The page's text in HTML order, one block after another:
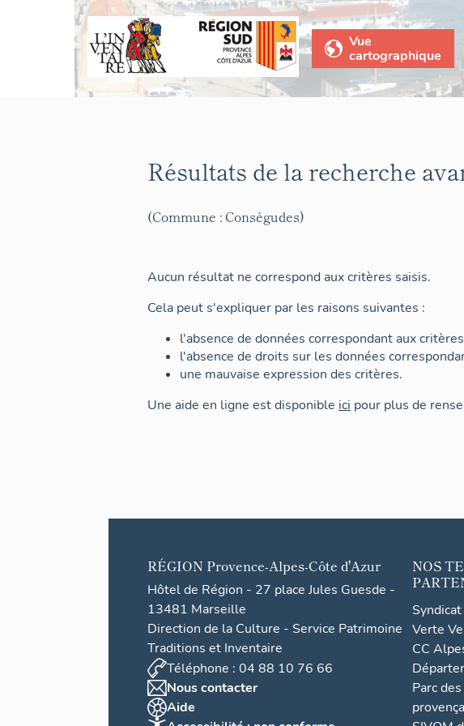
Vue
cartographique
Résultats de la recherche
(Commune : Conségudes)
Aucun résultat ne correspond aux critères saisis.
Cela peut s'expliquer par les raisons suivantes :
l'absence de données correspondant aux
l'absence de droits sur les données
une mauvaise expression des critères.
Une aide en ligne est disponible ici pour plus de
RÉGION Provence-Alpes-Côte d'Azur
Hôtel de Région - 27 place Jules Guesde -
13481 Marseille
Direction de la Culture - Service Patrimoine
Traditions et Inventaire
Téléphone : 04 88 10 76 66
Nous contacter
Aide
NOS
Verte
CC
Parc